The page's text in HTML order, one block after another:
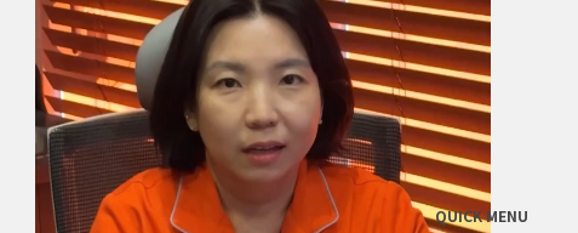
QUICK MENU